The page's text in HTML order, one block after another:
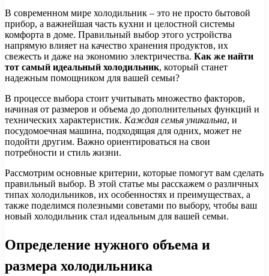
В современном мире холодильник – это не просто бытовой
прибор, а важнейшая часть кухни и целостной системы
комфорта в доме. Правильный выбор этого устройства
напрямую влияет на качество хранения продуктов, их
свежесть и даже на экономию электричества. Как же найти
тот самый идеальный холодильник, который станет
надежным помощником для вашей семьи?
В процессе выбора стоит учитывать множество факторов,
начиная от размеров и объема до дополнительных функций и
технических характеристик. Каждая семья уникальна, и
посудомоечная машина, подходящая для одних, может не
подойти другим. Важно ориентироваться на свои
потребности и стиль жизни.
Рассмотрим основные критерии, которые помогут вам сделать
правильный выбор. В этой статье мы расскажем о различных
типах холодильников, их особенностях и преимуществах, а
также поделимся полезными советами по выбору, чтобы ваш
новый холодильник стал идеальным для вашей семьи.
Определение нужного объема и
размера холодильника